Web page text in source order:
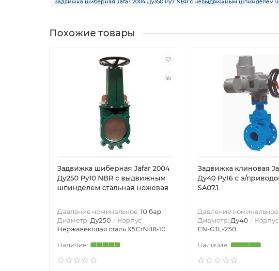
Задвижка шиберная Jafar 2004 Ду350 Ру7 NBR с невыдвижным шпинделем
Похожие товары
Задвижка шиберная Jafar 2004
Ду250 Ру10 NBR с выдвижным
шпинделем стальная ножевая
Давление номинальное: 10 бар
Диаметр: Ду250
Корпус:
Нержавеющая сталь X5CrNi18-10
Задвижка клиновая
Ду40 Ру16 с э/
SA07.1
Давление номинальное:
Диаметр: Ду40 Корпус:
EN-GJL-250